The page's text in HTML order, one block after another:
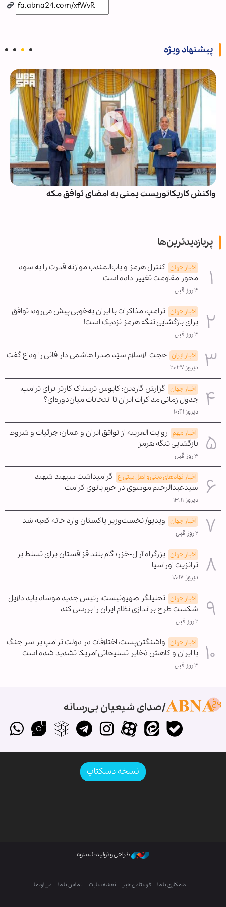
پیشنهاد ویژه
واکنش کاریکاتوریست یمنی به امضای توافق مکه
پربازدیدترین‌ها
اخبار جهان کنترل هرمز و باب‌المندب موازنه قدرت را به سود
محور مقاومت تغییر داده است
۳ روز قبل
اخبار جهان ترامپ: مذاکرات با ایران به‌خوبی پیش می‌رود؛ توافق
برای بازگشایی تنگه هرمز نزدیک است!
۳ روز قبل
اخبار ایران حجت الاسلام سیّد صدرا هاشمی دار فانی را وداع گفت
دیروز ۲۰:۳۷
اخبار جهان گزارش گاردین: کابوس ترسناک کارتر برای ترامپ؛
جدول زمانی مذاکرات ایران تا انتخابات میان‌دوره‌ای؟
دیروز ۱۰:۴۱
اخبار مهم روایت العربیه از توافق ایران و عمان؛ جزئیات و شروط
بازگشایی تنگه هرمز
۳ روز قبل
اخبار نهادهای دینی و اهل بیتی ع گرامیداشت سپهبد شهید
سیدعبدالرحیم موسوی در حرم بانوی کرامت
دیروز ۱۳:۱۱
اخبار جهان ویدیو/ نخست‌وزیر پاکستان وارد خانه کعبه شد
۲ روز قبل
اخبار جهان بزرگراه آرال-خزر؛ گام بلند قزاقستان برای تسلط بر
ترانزیت اوراسیا
دیروز ۱۸:۱۶
اخبار جهان تحلیلگر صهیونیست: رئیس جدید موساد باید دلایل
شکست طرح براندازی نظام ایران را بررسی کند
۲ روز قبل
اخبار جهان واشنگتن‌پست: اختلافات در دولت ترامپ بر سر جنگ
با ایران و کاهش ذخایر تسلیحاتی آمریکا تشدید شده است
۳ روز قبل
صدای شیعیان بی‌رسانه
نسخه دسکتاپ
طراحی و تولید: نستوه
همکاری با ما فرستادن خبر نقشه سایت تماس با ما درباره ما